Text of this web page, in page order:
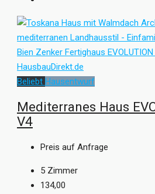
Beliebt Hausentwurf
Mediterranes Haus
V4
Preis auf Anfrage
5 Zimmer
134,00